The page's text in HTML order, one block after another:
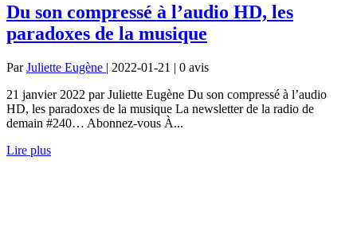
Du son compressé à l’audio HD, les
paradoxes de la musique
ParJuliette Eugène | 2022-01-21 | 0 avis
21 janvier 2022 par Juliette Eugène Du son compressé à l’audio
HD, les paradoxes de la musique La newsletter de la radio de
demain #240… Abonnez-vous À...
Lire plus